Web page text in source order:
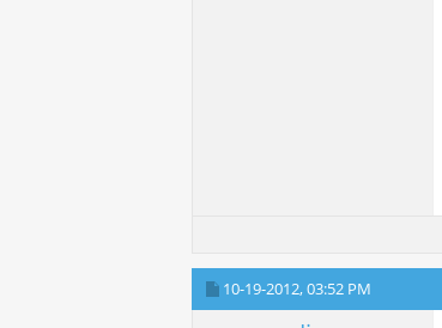
10-19-2012,03:52 PM